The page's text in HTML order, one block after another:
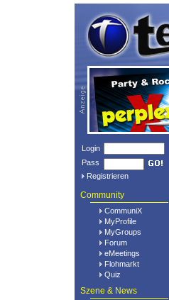
Login
Pass
Registrieren
Community
CommuniX
MyProfile
MyGroups
Forum
eMeetings
Flohmarkt
Quiz
Szene & News